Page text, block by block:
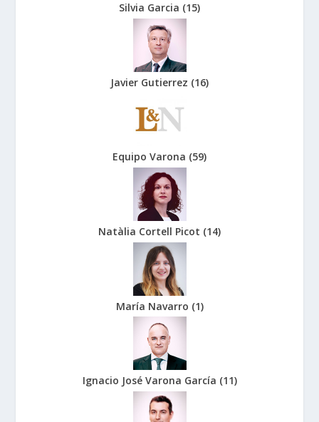
Silvia Garcia (15)
Javier Gutierrez (16)
Equipo Varona (59)
Natàlia Cortell Picot (14)
María Navarro (1)
Ignacio José Varona García (11)